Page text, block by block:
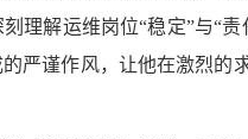
理解运维岗位“稳定”与“
严谨作风，让他在激烈